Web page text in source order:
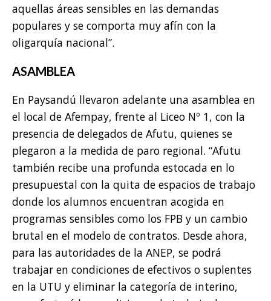
aquellas áreas sensibles en las demandas
populares y se comporta muy afín con la
oligarquía nacional”.
ASAMBLEA
En Paysandú llevaron adelante una asamblea en
el local de Afempay, frente al Liceo Nº 1, con la
presencia de delegados de Afutu, quienes se
plegaron a la medida de paro regional. “Afutu
también recibe una profunda estocada en lo
presupuestal con la quita de espacios de trabajo
donde los alumnos encuentran acogida en
programas sensibles como los FPB y un cambio
brutal en el modelo de contratos. Desde ahora,
para las autoridades de la ANEP, se podrá
trabajar en condiciones de efectivos o suplentes
en la UTU y eliminar la categoría de interino,